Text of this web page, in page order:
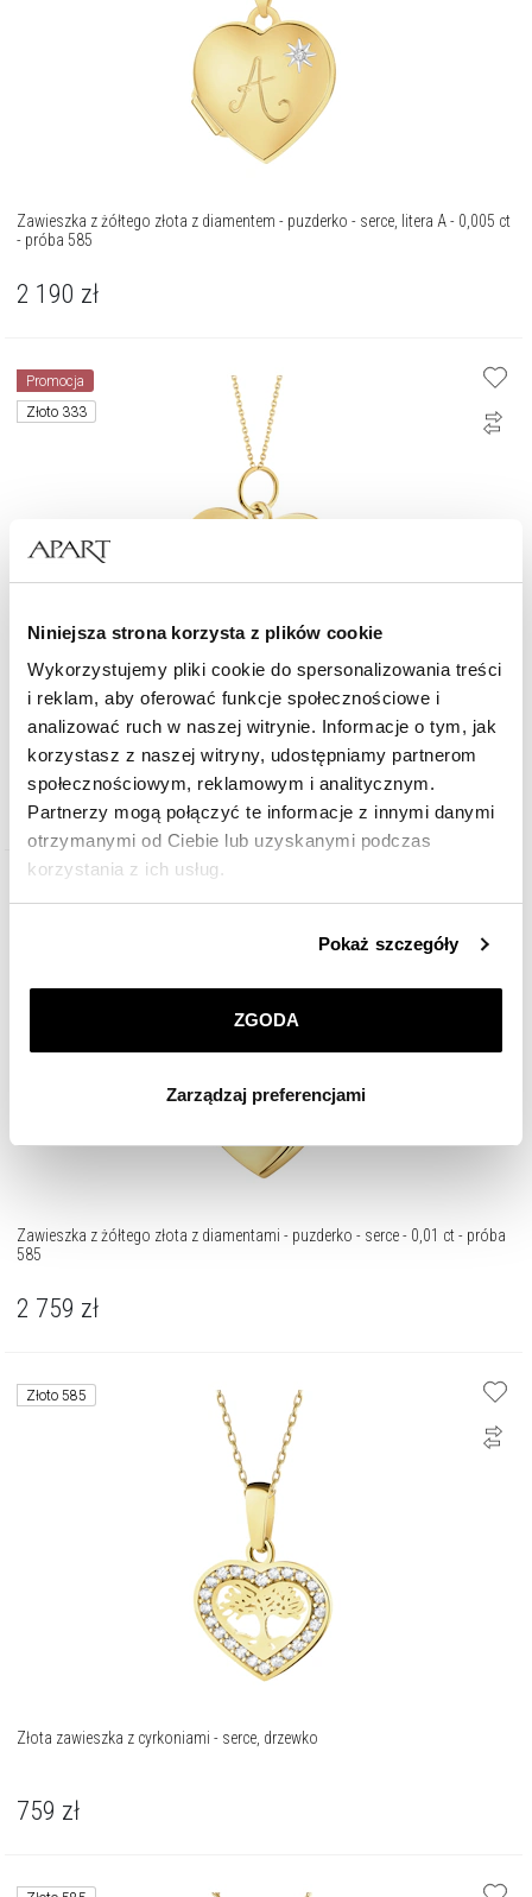
Niniejsza strona korzysta z plików cookie
Wykorzystujemy pliki cookie do spersonalizowania treści
i reklam, aby oferować funkcje społecznościowe i
analizować ruch w naszej witrynie. Informacje o tym, jak
korzystasz z naszej witryny, udostępniamy partnerom
społecznościowym, reklamowym i analitycznym.
Partnerzy mogą połączyć te informacje z innymi danymi
otrzymanymi od Ciebie lub uzyskanymi podczas
korzystania z ich usług.
przez nas plików cookie znajdziesz wPolityce
korzystamy. Możesz również wybrać jaki rodzaj plików
Zarządzaj preferencjami
. W każdej chwili możesz
dokonać zmiany wybranych przez Ciebie plików cookie.
Pokaż szczegóły
ZGODA
Zarządzaj preferencjami
Zawieszka z żółtego złota z diamentem - puzderko - serce, litera A - 0,005 ct
- próba 585
2 190 zł
Promocja
Złoto 333
Złota zawieszka - serca, love
307,30 zł
Najniższa cena:439 (-30%)
Zawieszka z żółtego złota z diamentami - puzderko - serce - 0,01 ct - próba
585
2 759 zł
Złoto 585
Złota zawieszka z cyrkoniami - serce, drzewko
759 zł